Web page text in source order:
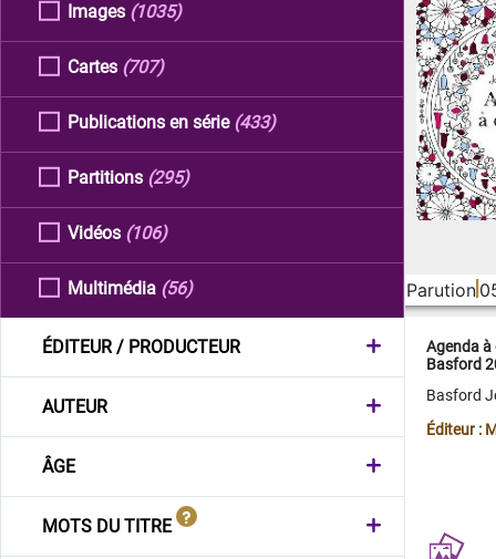
Images (1035)
Cartes (707)
Publications en série (433)
Partitions (295)
Vidéos (106)
Multimédia (56)
ÉDITEUR / PRODUCTEUR
AUTEUR
ÂGE
MOTS DU TITRE
Parution
Agenda
Basford
Basford
Éditeur :